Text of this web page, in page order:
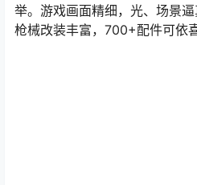
举。游戏画面精细，光、场景逼
枪械改装丰富，700+配件可依